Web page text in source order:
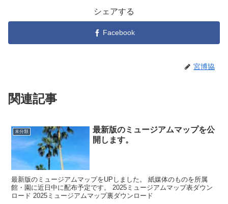
シェアする
Facebook
宮博協
関連記事
未分類
最新版のミュージアムマップを公
開します。
最新版のミュージアムマップをUPしました。 紙媒体のものを所属
館・園に近日中に配布予定です。 2025ミュージアムマップ表ダウン
ロード 2025ミュージアムマップ裏ダウンロード